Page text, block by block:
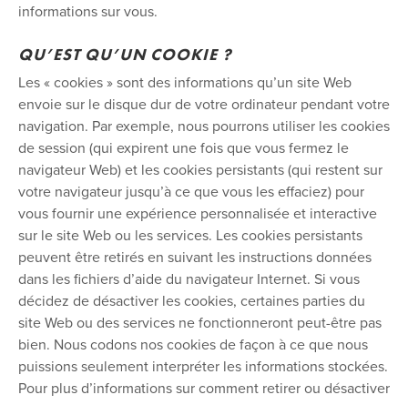
informations sur vous.
QU’EST QU’UN COOKIE ?
Les « cookies » sont des informations qu’un site Web
envoie sur le disque dur de votre ordinateur pendant votre
navigation. Par exemple, nous pourrons utiliser les cookies
de session (qui expirent une fois que vous fermez le
navigateur Web) et les cookies persistants (qui restent sur
votre navigateur jusqu’à ce que vous les effaciez) pour
vous fournir une expérience personnalisée et interactive
sur le site Web ou les services. Les cookies persistants
peuvent être retirés en suivant les instructions données
dans les fichiers d’aide du navigateur Internet. Si vous
décidez de désactiver les cookies, certaines parties du
site Web ou des services ne fonctionneront peut-être pas
bien. Nous codons nos cookies de façon à ce que nous
puissions seulement interpréter les informations stockées.
Pour plus d’informations sur comment retirer ou désactiver